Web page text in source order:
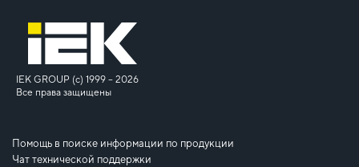
IEK GROUP (c) 1999 – 2026
Все права защищены
Помощь в поиске информации по продукции
Чат технической поддержки